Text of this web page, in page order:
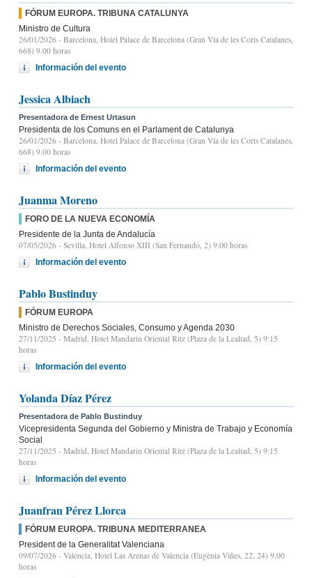
FÓRUM EUROPA. TRIBUNA CATALUNYA
Ministro de Cultura
26/01/2026 - Barcelona, Hotel Palace de Barcelona (Gran Vía de les Corts Catalanes,
668) 9.00 horas
Información del evento
Jessica Albiach
Presentadora de Ernest Urtasun
Presidenta de los Comuns en el Parlament de Catalunya
26/01/2026 - Barcelona, Hotel Palace de Barcelona (Gran Vía de les Corts Catalanes,
668) 9.00 horas
Información del evento
Juanma Moreno
FORO DE LA NUEVA ECONOMÍA
Presidente de la Junta de Andalucía
07/05/2026 - Sevilla, Hotel Alfonso XIII (San Fernando, 2) 9:00 horas
Información del evento
Pablo Bustinduy
FÓRUM EUROPA
Ministro de Derechos Sociales, Consumo y Agenda 2030
27/11/2025 - Madrid, Hotel Mandarin Oriental Ritz (Plaza de la Lealtad, 5) 9:15
horas
Información del evento
Yolanda Díaz Pérez
Presentadora de Pablo Bustinduy
Vicepresidenta Segunda del Gobierno y Ministra de Trabajo y Economía
Social
27/11/2025 - Madrid, Hotel Mandarin Oriental Ritz (Plaza de la Lealtad, 5) 9:15
horas
Información del evento
Juanfran Pérez Llorca
FÓRUM EUROPA. TRIBUNA MEDITERRANEA
President de la Generalitat Valenciana
09/07/2026 - Valencia, Hotel Las Arenas de Valencia (Eugènia Viñes, 22, 24) 9.00
horas